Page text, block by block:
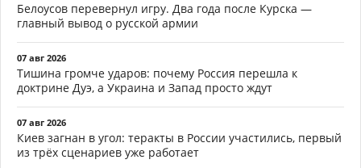
Белоусов перевернул игру. Два года после Курска —
главный вывод о русской армии
07 авг 2026
Тишина громче ударов: почему Россия перешла к
доктрине Дуэ, а Украина и Запад просто ждут
07 авг 2026
Киев загнан в угол: теракты в России участились, первый
из трёх сценариев уже работает